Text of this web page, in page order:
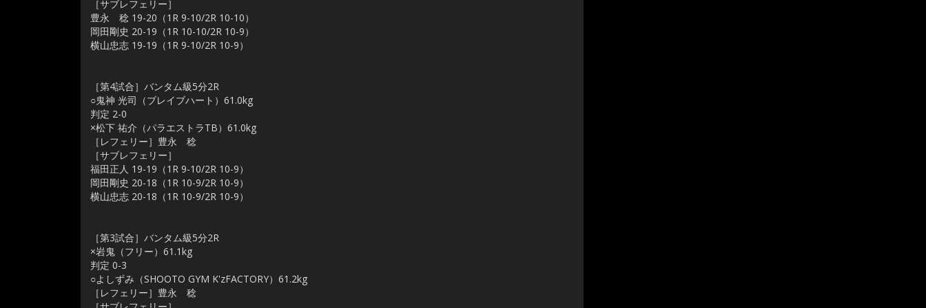
［サブレフェリー］
豊永 稔 19-20（1R 9-10/2R 10-10）
岡田剛史 20-19（1R 10-10/2R 10-9）
横山忠志 19-19（1R 9-10/2R 10-9）
［第4試合］バンタム級5分2R
○鬼神 光司（ブレイブハート）61.0kg
判定 2-0
×松下 祐介（パラエストラTB）61.0kg
［レフェリー］豊永 稔
［サブレフェリー］
福田正人 19-19（1R 9-10/2R 10-9）
岡田剛史 20-18（1R 10-9/2R 10-9）
横山忠志 20-18（1R 10-9/2R 10-9）
［第3試合］バンタム級5分2R
×岩鬼（フリー）61.1kg
判定 0-3
○よしずみ（SHOOTO GYM K'zFACTORY）61.2kg
［レフェリー］豊永 稔